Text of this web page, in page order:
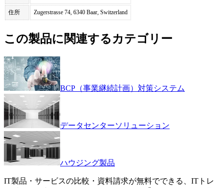
住所 Zugerstrasse 74, 6340 Baar, Switzerland
この製品に関連するカテゴリー
BCP（事業継続計画）対策システム
データセンターソリューション
ハウジング製品
IT製品・サービスの比較・資料請求が無料でできる、ITトレ